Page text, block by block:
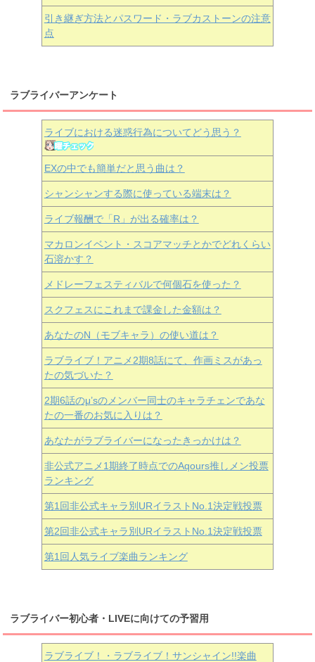
引き継ぎ方法とパスワード・ラブカストーンの注意
点
ラブライバーアンケート
ライブにおける迷惑行為についてどう思う？
EXの中でも簡単だと思う曲は？
シャンシャンする際に使っている端末は？
ライブ報酬で「R」が出る確率は？
マカロンイベント・スコアマッチとかでどれくらい
石溶かす？
メドレーフェスティバルで何個石を使った？
スクフェスにこれまで課金した金額は？
あなたのN（モブキャラ）の使い道は？
ラブライブ！アニメ2期8話にて、作画ミスがあっ
たの気づいた？
2期6話のμ’sのメンバー同士のキャラチェンであな
たの一番のお気に入りは？
あなたがラブライバーになったきっかけは？
非公式アニメ1期終了時点でのAqours推しメン投票
ランキング
第1回非公式キャラ別URイラストNo.1決定戦投票
第2回非公式キャラ別URイラストNo.1決定戦投票
第1回人気ライブ楽曲ランキング
ラブライバー初心者・LIVEに向けての予習用
ラブライブ！・ラブライブ！サンシャイン!!楽曲